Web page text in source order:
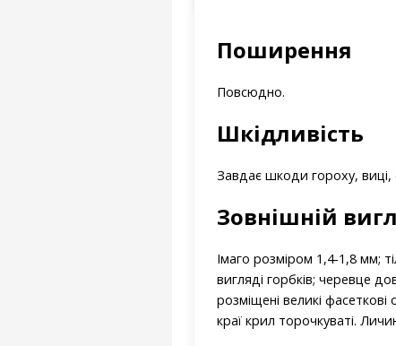
Поширення
Повсюдно.
Шкідливість
Завдає шкоди гороху, виці,
Зовнішній
Імаго розміром 1,4-1,8 мм;
вигляді горбків; черевце
розміщені великі фасеткові
краї крил торочкуваті.